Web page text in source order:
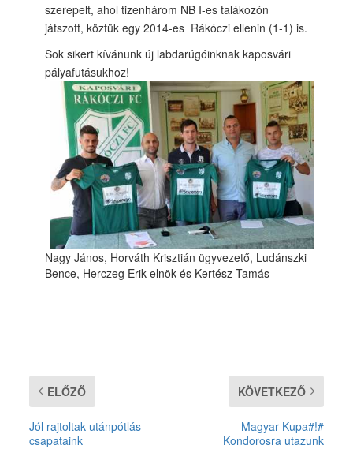
szerepelt, ahol tizenhárom NB I-es talákozón
játszott, köztük egy 2014-es Rákóczi ellenin (1-1) is.
Sok sikert kívánunk új labdarúgóinknak kaposvári
pályafutásukhoz!
Nagy János, Horváth Krisztián ügyvezető, Ludánszki
Bence, Herczeg Erik elnök és Kertész Tamás
ELŐZŐ
Jól rajtoltak utánpótlás
csapataink
KÖVETKEZŐ
Magyar Kupa#!#
Kondorosra utazunk